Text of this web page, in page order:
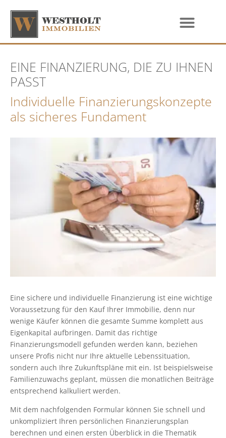
EINE FINANZIERUNG, DIE ZU IHNEN
PASST
Individuelle Finanzierungskonzepte
als sicheres Fundament
Eine sichere und individuelle Finanzierung ist eine wichtige
Voraussetzung für den Kauf Ihrer Immobilie, denn nur
wenige Käufer können die gesamte Summe komplett aus
Eigenkapital aufbringen. Damit das richtige
Finanzierungsmodell gefunden werden kann, beziehen
unsere Profis nicht nur Ihre aktuelle Lebenssituation,
sondern auch Ihre Zukunftspläne mit ein. Ist beispielsweise
Familienzuwachs geplant, müssen die monatlichen Beiträge
entsprechend kalkuliert werden.
Mit dem nachfolgenden Formular können Sie schnell und
unkompliziert Ihren persönlichen Finanzierungsplan
berechnen und einen ersten Überblick in die Thematik